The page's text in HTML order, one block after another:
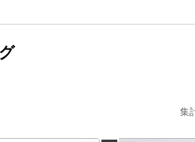
のシェフが三ツ星レストランを目指
集